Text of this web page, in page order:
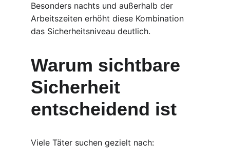
Besonders nachts und außerhalb der
Arbeitszeiten erhöht diese Kombination
das Sicherheitsniveau deutlich.
Warum sichtbare
Sicherheit
entscheidend ist
Viele Täter suchen gezielt nach: